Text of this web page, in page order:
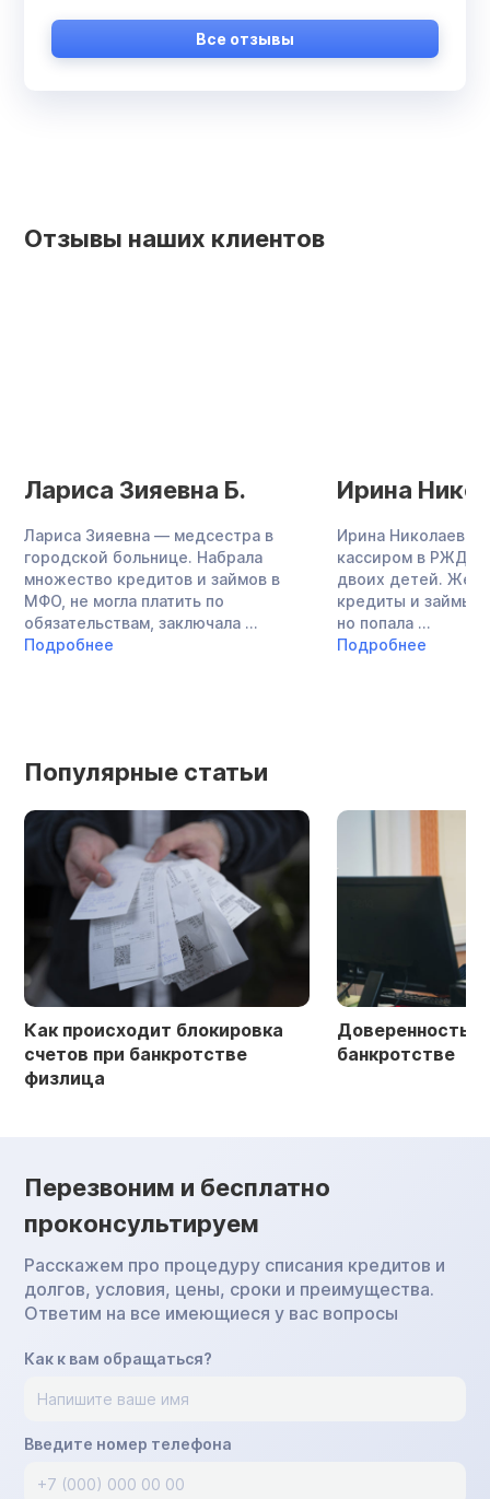
Все отзывы
Отзывы наших клиентов
Лариса Зияевна Б.
Лариса Зияевна — медсестра в
городской больнице. Набрала
множество кредитов и займов в
МФО, не могла платить по
обязательствам, заключала ...
Подробнее
Ирина
Ирина Николаевна
кассиром в РЖД,
двоих детей.
кредиты и займы
но попала ...
Подробнее
Популярные статьи
Как происходит блокировка
счетов при банкротстве
физлица
Доверенность
банкротстве
Перезвоним и бесплатно
проконсультируем
Расскажем про процедуру списания кредитов и
долгов, условия, цены, сроки и преимущества.
Ответим на все имеющиеся у вас вопросы
Как к вам обращаться?
Введите номер телефона